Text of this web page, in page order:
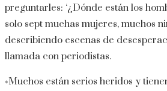
preguntarles: ‘¿Dónde están los
solo sept muchas mujeres, muchos
describiendo escenas de
llamada con periodistas.
«Muchos están serios heridos y